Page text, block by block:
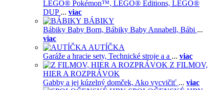
LEGO® Pokémon™, LEGO® Editions, LEGO®
DUP ... viac
BÁBIKY
Bábiky Baby Born, Bábiky Baby Annabell, Bábi ...
viac
AUTÍČKA
Garáže a hracie sety, Technické stroje a a ... viac
Z FILMOV,
HIER A ROZPRÁVOK
Gabby a jej kúzelný domček, Ako vycvičiť ... viac